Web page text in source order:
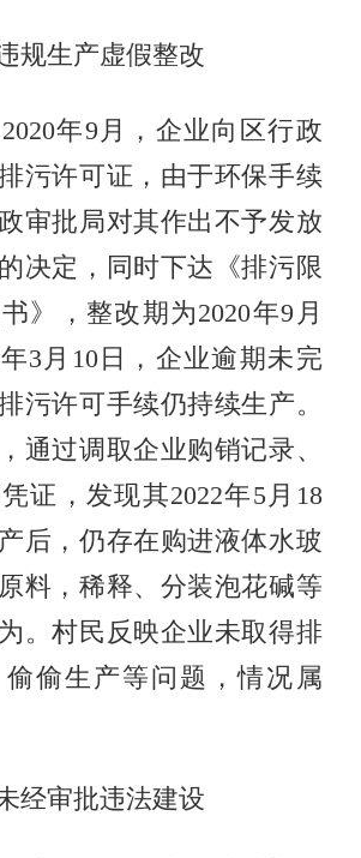
生产虚假整改
年9月，企业向区行政
污许可证，由于环保手续
审批局对其作出不予发放
决定，同时下达《排污限
》，整改期为2020年9月
3月10日，企业逾期未完
污许可手续仍持续生产。
通过调取企业购销记录、
证，发现其2022年5月18
后，仍存在购进液体水玻
料，稀释、分装泡花碱等
。村民反映企业未取得排
偷生产等问题，情况属
审批违法建设